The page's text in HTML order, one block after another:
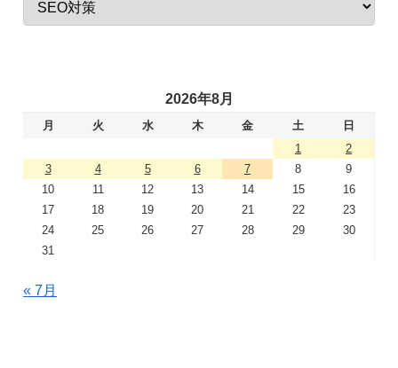
2026年8月
月 火 水 木 金 土
日
1
2
3
4 5 6 7 8
9
10
11 12 13 14 15
16
17
18 19 20 21 22
23
24
25 26 27 28 29
30
31
« 7月